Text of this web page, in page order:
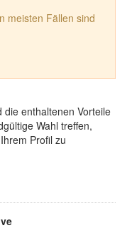
meisten Fällen sind
die enthaltenen Vorteile
Wahl treffen,
Profil zu